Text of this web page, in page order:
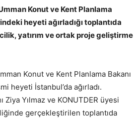
Konut ve Kent Planlama
heyeti ağırladığı toplantıda
yatırım ve ortak proje geliştirme
Konut ve Kent Planlama Bakanı
heyeti İstanbul’da ağırladı.
Ziya Yılmaz ve KONUTDER üyesi
gerçekleştirilen toplantıda